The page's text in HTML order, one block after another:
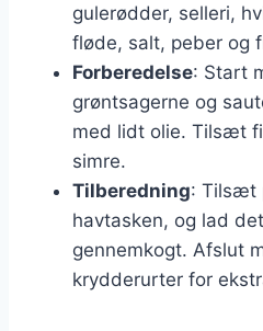
gulerødder, selleri,
fløde, salt, peber og
Forberedelse: Start
grøntsagerne og
med lidt olie. Tilsæt
simre.
Tilberedning: Tilsæt
havtasken, og lad
gennemkogt. Afslut
krydderurter for